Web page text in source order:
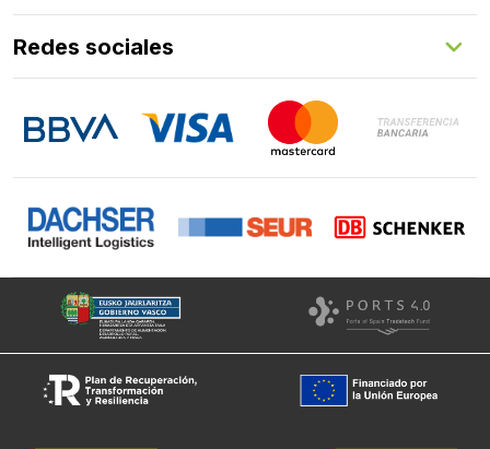
FAQs
Contacto
Redes sociales
Instagram
Facebook